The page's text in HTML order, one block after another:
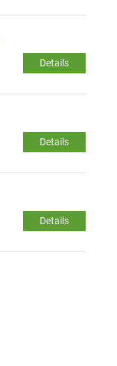
Details
Details
Details